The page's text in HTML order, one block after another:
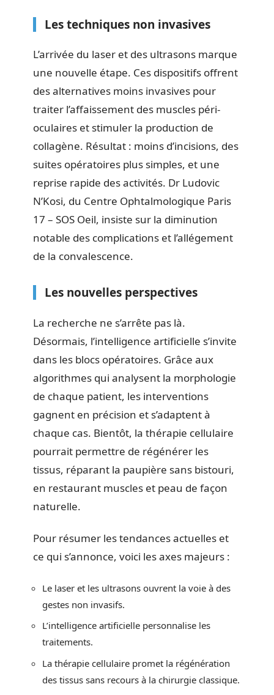
Les techniques non invasives
L’arrivée du laser et des ultrasons marque
une nouvelle étape. Ces dispositifs offrent
des alternatives moins invasives pour
traiter l’affaissement des muscles péri-
oculaires et stimuler la production de
collagène. Résultat : moins d’incisions, des
suites opératoires plus simples, et une
reprise rapide des activités. Dr Ludovic
N’Kosi, du Centre Ophtalmologique Paris
17 – SOS Oeil, insiste sur la diminution
notable des complications et l’allégement
de la convalescence.
Les nouvelles perspectives
La recherche ne s’arrête pas là.
Désormais, l’intelligence artificielle s’invite
dans les blocs opératoires. Grâce aux
algorithmes qui analysent la morphologie
de chaque patient, les interventions
gagnent en précision et s’adaptent à
chaque cas. Bientôt, la thérapie cellulaire
pourrait permettre de régénérer les
tissus, réparant la paupière sans bistouri,
en restaurant muscles et peau de façon
naturelle.
Pour résumer les tendances actuelles et
ce qui s’annonce, voici les axes majeurs :
Le laser et les ultrasons ouvrent la voie à des
gestes non invasifs.
L’intelligence artificielle personnalise les
traitements.
La thérapie cellulaire promet la régénération
des tissus sans recours à la chirurgie classique.